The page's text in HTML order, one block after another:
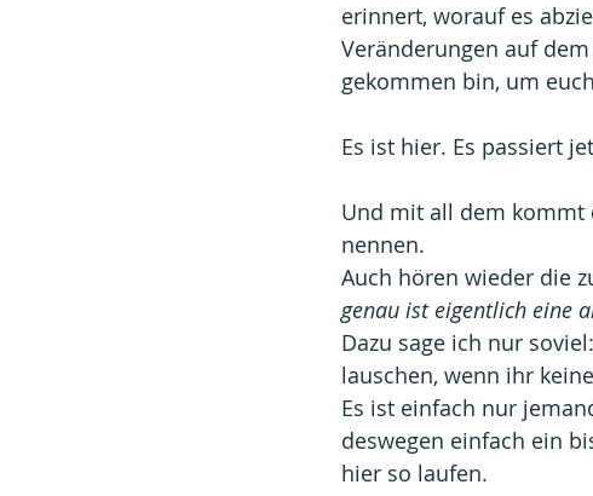
erinnert, worauf es
Veränderungen auf
gekommen bin, um
Es ist hier. Es passiert
Und mit all dem kommt
nennen.
Auch hören wieder die
genau ist eigentlich eine
Dazu sage ich nur
lauschen, wenn ihr
Es ist einfach nur
deswegen einfach ein
hier so laufen.